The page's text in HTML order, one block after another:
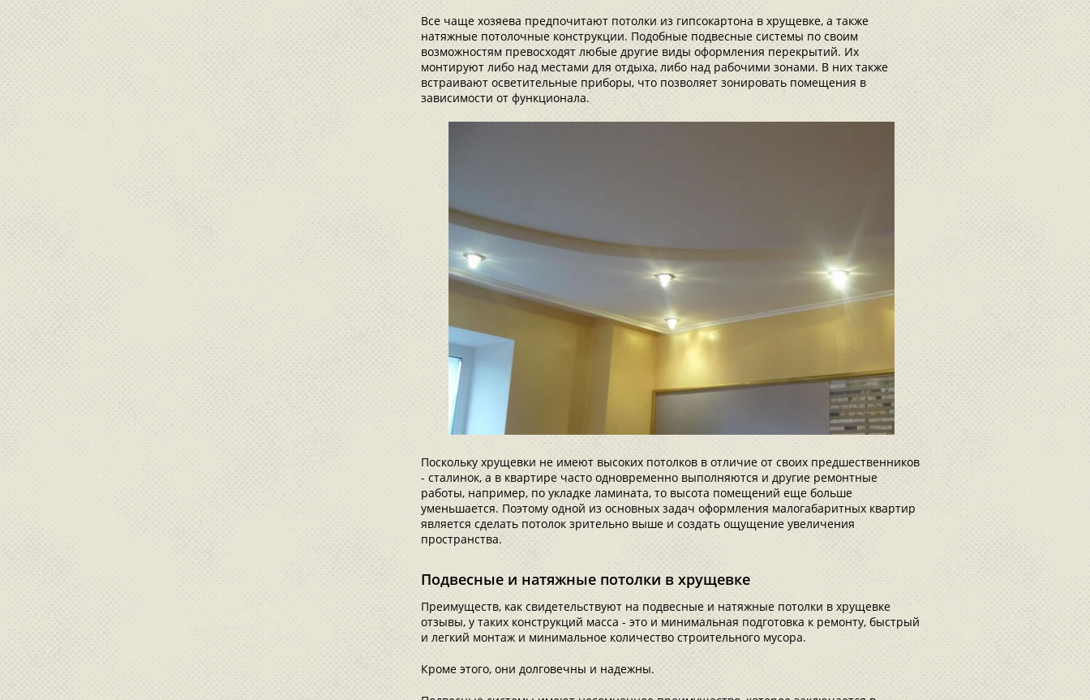
Все чаще хозяева предпочитают потолки из гипсокартона в хрущевке, а также
натяжные потолочные конструкции. Подобные подвесные системы по своим
возможностям превосходят любые другие виды оформления перекрытий. Их
монтируют либо над местами для отдыха, либо над рабочими зонами. В них также
встраивают осветительные приборы, что позволяет зонировать помещения в
зависимости от функционала.
Поскольку хрущевки не имеют высоких потолков в отличие от своих предшественников
- сталинок, а в квартире часто одновременно выполняются и другие ремонтные
работы, например, по укладке ламината, то высота помещений еще больше
уменьшается. Поэтому одной из основных задач оформления малогабаритных квартир
является сделать потолок зрительно выше и создать ощущение увеличения
пространства.
Подвесные и натяжные потолки в хрущевке
Преимуществ, как свидетельствуют на подвесные и натяжные потолки в хрущевке
отзывы, у таких конструкций масса - это и минимальная подготовка к ремонту, быстрый
и легкий монтаж и минимальное количество строительного мусора.
Кроме этого, они долговечны и надежны.